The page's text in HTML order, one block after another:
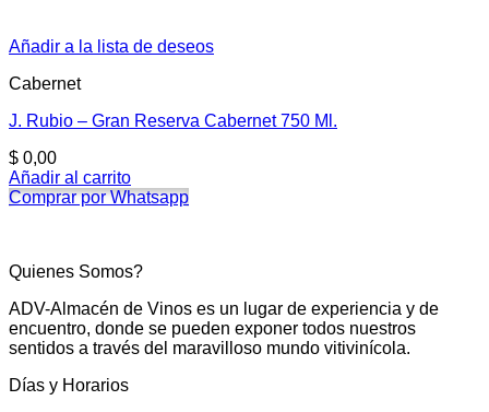
Añadir a la lista de deseos
Cabernet
J. Rubio – Gran Reserva Cabernet 750 Ml.
$ 0,00
Añadir al carrito
Comprar por Whatsapp
Quienes Somos?
ADV-Almacén de Vinos es un lugar de experiencia y de
encuentro, donde se pueden exponer todos nuestros
sentidos a través del maravilloso mundo vitivinícola.
Días y Horarios